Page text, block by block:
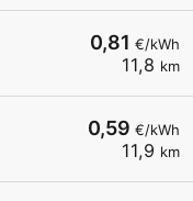
0,81 €/kWh
11,8 km
0,59 €/kWh
11,9 km